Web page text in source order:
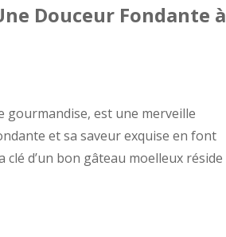
Douceur Fondante à
gourmandise, est une merveille
et sa saveur exquise en font
d’un bon gâteau moelleux réside